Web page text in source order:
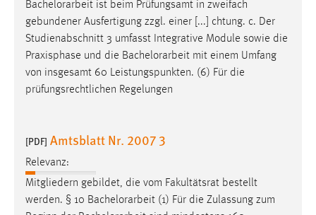
Bachelorarbeit ist beim Prüfungsamt in zweifach
gebundener Ausfertigung zzgl. einer [...] chtung. c. Der
Studienabschnitt 3 umfasst Integrative Module sowie die
Praxisphase und die Bachelorarbeit mit einem Umfang
von insgesamt 60 Leistungspunkten. (6) Für die
prüfungsrechtlichen Regelungen
[PDF] Amtsblatt Nr. 2007 3
Relevanz:
Mitgliedern gebildet, die vom Fakultätsrat bestellt
werden. § 10 Bachelorarbeit (1) Für die Zulassung zum